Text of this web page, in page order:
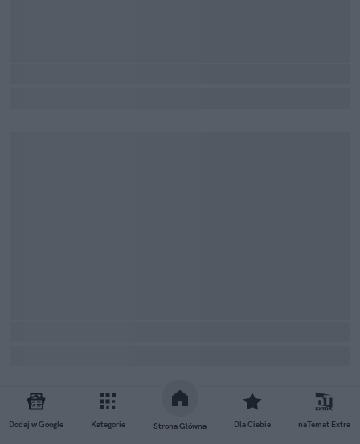
Dodaj w Google Kategorie Strona Główna Dla Ciebie naTemat Extra